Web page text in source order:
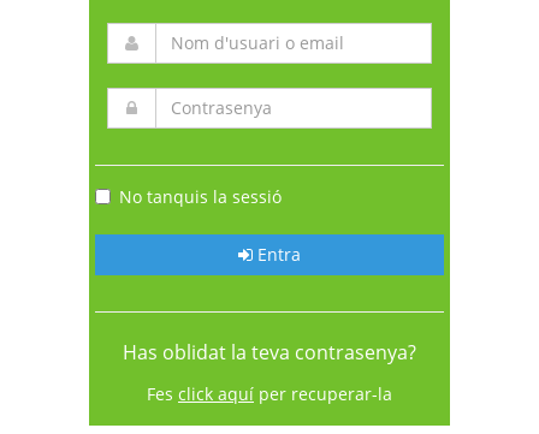
No tanquis la sessió
Entra
Has oblidat la teva contrasenya?
Fes click aquí per recuperar-la